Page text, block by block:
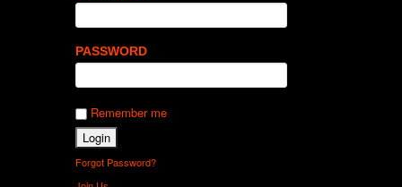
PASSWORD
Remember me
Forgot Password?